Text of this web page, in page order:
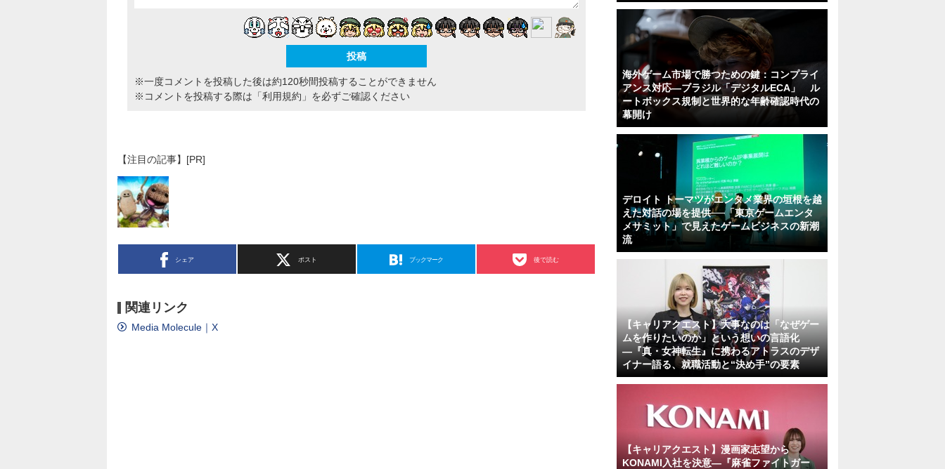
※一度コメントを投稿した後は約120秒間投稿することができません
※コメントを投稿する際は 「利用規約」 を必ずご確認ください
【注目の記事】[PR]
シェア ポスト ブックマーク 後で読む
関連リンク
Media Molecule｜X
海外ゲーム市場で勝つための鍵：コンプライ
アンス対応—ブラジル「デジタルECA」 ル
ートボックス規制と世界的な年齢確認時代の
幕開け
デロイト トーマツがエンタメ業界の垣根を越
えた対話の場を提供──「東京ゲームエンタ
メサミット」で見えたゲームビジネスの新潮
流
【キャリアクエスト】大事なのは「なぜゲー
ムを作りたいのか」という想いの言語化
―『真・女神転生』に携わるアトラスのデザ
イナー語る、就職活動と“決め手”の要素
【キャリアクエスト】漫画家志望から
KONAMI入社を決意―『麻雀ファイトガー